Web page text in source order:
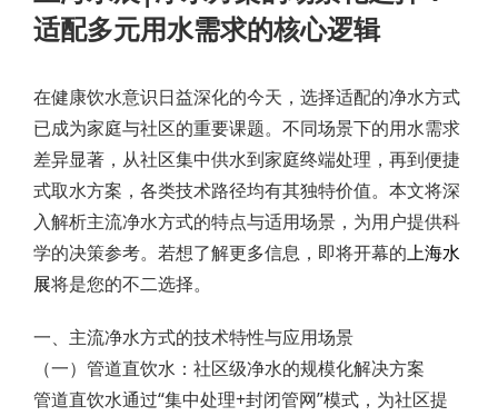
适配多元用水需求的核心逻辑
在健康饮水意识日益深化的今天，选择适配的净水方式
已成为家庭与社区的重要课题。不同场景下的用水需求
差异显著，从社区集中供水到家庭终端处理，再到便捷
式取水方案，各类技术路径均有其独特价值。本文将深
入解析主流净水方式的特点与适用场景，为用户提供科
学的决策参考。若想了解更多信息，即将开幕的上海水
展将是您的不二选择。
一、主流净水方式的技术特性与应用场景
（一）管道直饮水：社区级净水的规模化解决方案
管道直饮水通过“集中处理+封闭管网”模式，为社区提